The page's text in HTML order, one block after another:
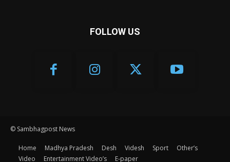
FOLLOW US
© Sambhagpost News
Home Madhya Pradesh Desh Videsh Sport
Other’s
Video
Entertainment Video’s E-paper